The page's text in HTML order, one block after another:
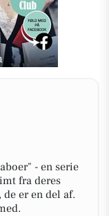
- en serie
fra deres
er en del af.